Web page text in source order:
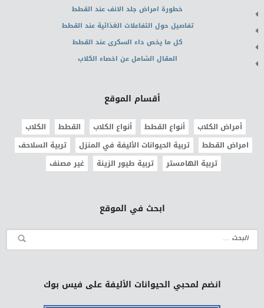
خطورة امراض جلد الانف عند القطط
تفاصيل حول التفاعلات الغذائية عند القطط
كل ما يخص داء السكرى عند القطط
المقال الشامل عن اخصاء الكلاب
أقسام الموقع
أمراض الكلاب أنواع القطط أنواع الكلاب القطط
الكلاب
امراض القطط
تربية الحيوانات الأليفة في المنزل
تربية السلاحف
تربية الهامستر
تربية طيور الزينة غير مصنف
ابحث في الموقع
انضم لمحبي الحيوانات الأليفة على فيس بوك